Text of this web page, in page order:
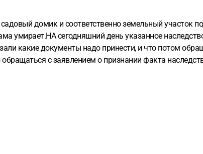
домик и соответственно земельный участок
умирает.НА сегодняшний день указанное
какие документы надо принести, и что потом
с заявлением о признании факта
отказа,который может судья запросить?Спасибо.